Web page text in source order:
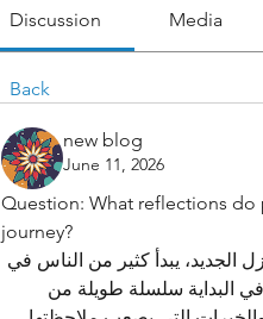
Discussion Media
Back
new blog
June 11, 2026
Question: What reflections
journey?